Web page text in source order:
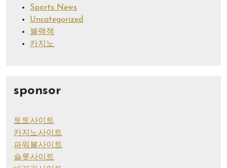
Sports News
Uncategorized
블랙잭
카지노
sponsor
토토사이트
카지노사이트
파워볼사이트
슬롯사이트